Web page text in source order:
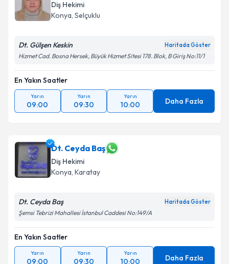
Diş Hekimi
Konya, Selçuklu
Dt. Gülşen Keskin Haritada Göster
Hizmet Cad. Bosna Hersek, Büyük Hizmet Sitesi 178. Blok, B Giriş No:11/1
En Yakın Saatler
Yarın
09:00
Yarın
09:30
Yarın
10:00 Daha Fazla
Dt. Ceyda Baş
Diş Hekimi
Konya, Karatay
Dt. Ceyda Baş Haritada Göster
Şemsi Tebrizi Mahallesi İstanbul Caddesi No:149/A
En Yakın Saatler
Yarın
09:00
Yarın
09:30
Yarın
10:00 Daha Fazla